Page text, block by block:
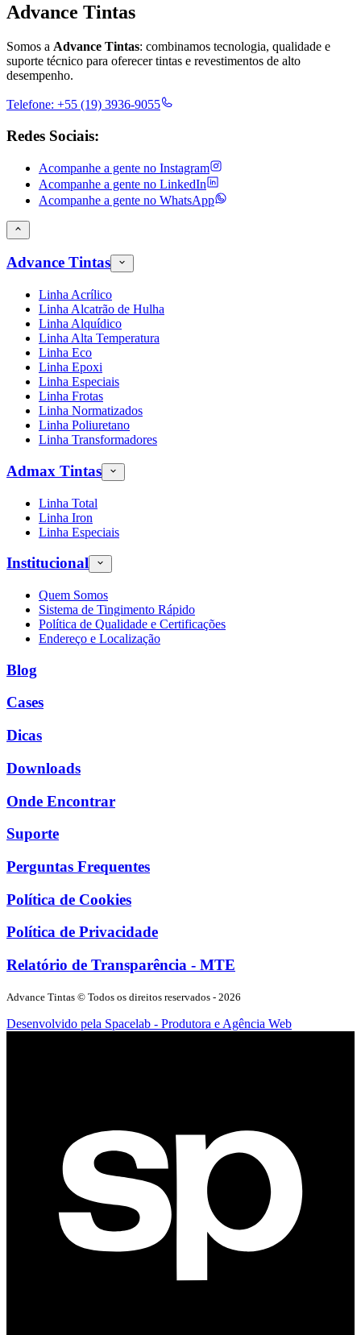
Advance Tintas
Somos a Advance Tintas: combinamos tecnologia, qualidade e
suporte técnico para oferecer tintas e revestimentos de alto
desempenho.
Telefone: +55 (19) 3936-9055
Redes Sociais:
Acompanhe a gente no Instagram
Acompanhe a gente no LinkedIn
Acompanhe a gente no WhatsApp
Advance Tintas
Linha Acrílico
Linha Alcatrão de Hulha
Linha Alquídico
Linha Alta Temperatura
Linha Eco
Linha Epoxi
Linha Especiais
Linha Frotas
Linha Normatizados
Linha Poliuretano
Linha Transformadores
Admax Tintas
Linha Total
Linha Iron
Linha Especiais
Institucional
Quem Somos
Sistema de Tingimento Rápido
Política de Qualidade e Certificações
Endereço e Localização
Blog
Cases
Dicas
Downloads
Onde Encontrar
Suporte
Perguntas Frequentes
Política de Cookies
Política de Privacidade
Relatório de Transparência - MTE
Advance Tintas © Todos os direitos reservados - 2026
Desenvolvido pela Spacelab - Produtora e Agência Web